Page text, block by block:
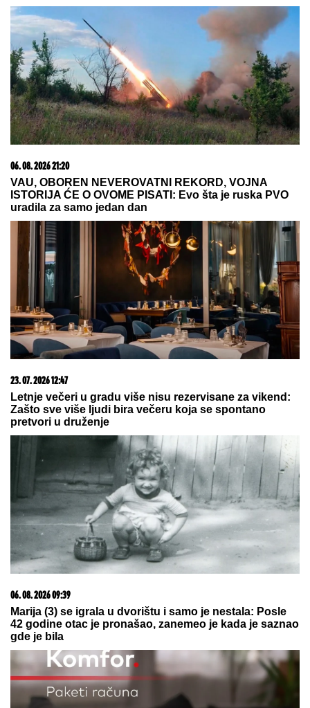
06. 08. 2026 21:20
VAU, OBOREN NEVEROVATNI REKORD, VOJNA
ISTORIJA ĆE O OVOME PISATI: Evo šta je ruska PVO
uradila za samo jedan dan
23. 07. 2026 12:47
Letnje večeri u gradu više nisu rezervisane za vikend:
Zašto sve više ljudi bira večeru koja se spontano
pretvori u druženje
06. 08. 2026 09:39
Marija (3) se igrala u dvorištu i samo je nestala: Posle
42 godine otac je pronašao, zanemeo je kada je saznao
gde je bila